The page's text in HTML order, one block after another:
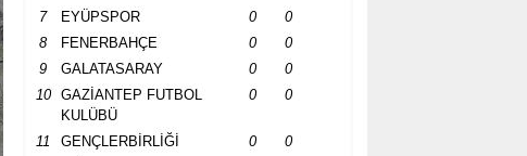
7
EYÜPSPOR 0
0
8
FENERBAHÇE 0
0
9
GALATASARAY 0
0
10
GAZİANTEP FUTBOL
KULÜBÜ
0 0
11 GENÇLERBİRLİĞİ 0
0